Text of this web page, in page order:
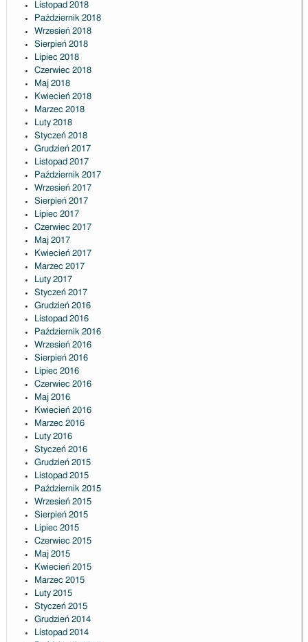
Listopad 2018
Październik 2018
Wrzesień 2018
Sierpień 2018
Lipiec 2018
Czerwiec 2018
Maj 2018
Kwiecień 2018
Marzec 2018
Luty 2018
Styczeń 2018
Grudzień 2017
Listopad 2017
Październik 2017
Wrzesień 2017
Sierpień 2017
Lipiec 2017
Czerwiec 2017
Maj 2017
Kwiecień 2017
Marzec 2017
Luty 2017
Styczeń 2017
Grudzień 2016
Listopad 2016
Październik 2016
Wrzesień 2016
Sierpień 2016
Lipiec 2016
Czerwiec 2016
Maj 2016
Kwiecień 2016
Marzec 2016
Luty 2016
Styczeń 2016
Grudzień 2015
Listopad 2015
Październik 2015
Wrzesień 2015
Sierpień 2015
Lipiec 2015
Czerwiec 2015
Maj 2015
Kwiecień 2015
Marzec 2015
Luty 2015
Styczeń 2015
Grudzień 2014
Listopad 2014